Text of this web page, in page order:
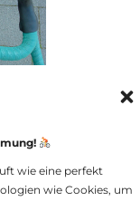
wie eine perfekt
wie Cookies, um